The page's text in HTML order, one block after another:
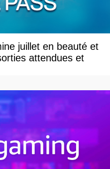
juillet en beauté et
attendues et